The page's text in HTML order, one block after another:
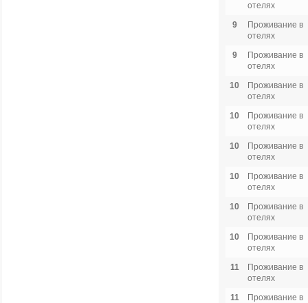
отелях
9
Проживание в
отелях
9
Проживание в
отелях
10
Проживание в
отелях
10
Проживание в
отелях
10
Проживание в
отелях
10
Проживание в
отелях
10
Проживание в
отелях
10
Проживание в
отелях
11
Проживание в
отелях
11
Проживание в